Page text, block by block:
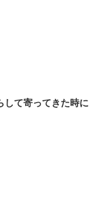
して寄ってきた時に